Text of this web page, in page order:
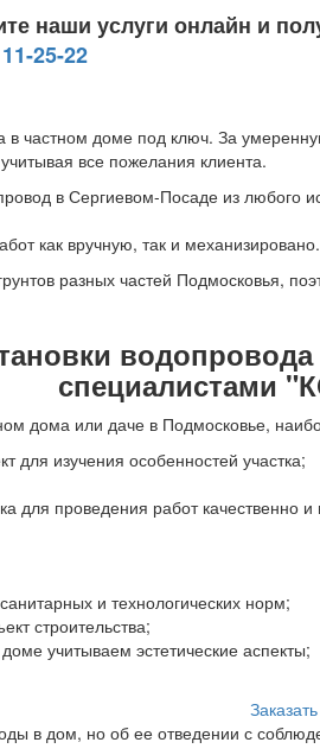
наши услуги онлайн и
25-22
в частном доме под ключ. За
все пожелания клиента.
в Сергиевом-Посаде из любого
как вручную, так и механизировано.
разных частей Подмосковья,
специалистами
дома или даче в Подмосковье,
для изучения особенностей участка;
для проведения работ качественно
и технологических норм;
строительства;
учитываем эстетические аспекты;
в дом, но об ее отведении с